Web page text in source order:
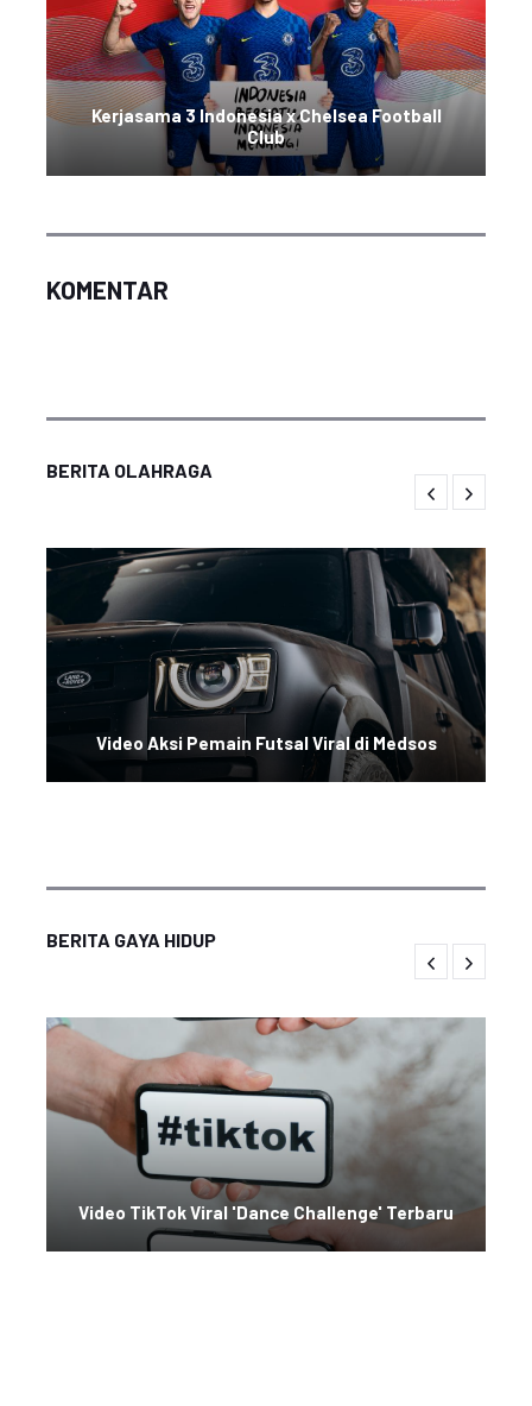
Kerjasama 3 Indonesia x Chelsea Football
Club
KOMENTAR
BERITA OLAHRAGA
Video Aksi Pemain Futsal Viral di Medsos
BERITA GAYA HIDUP
Video TikTok Viral 'Dance Challenge' Terbaru